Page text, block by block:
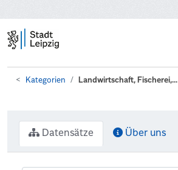
Kategorien Landwirtschaft, Fischerei,...
Datensätze Über uns